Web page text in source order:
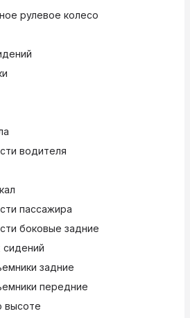
рулевое колесо
водителя
пассажира
боковые задние
задние
передние
высоте